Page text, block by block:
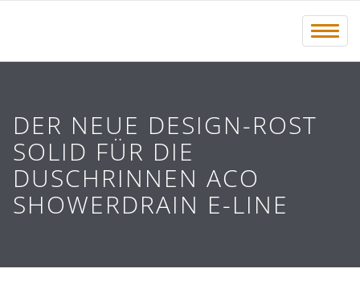
Menü
DER NEUE DESIGN-ROST
SOLID FÜR DIE
DUSCHRINNEN ACO
SHOWERDRAIN E-LINE